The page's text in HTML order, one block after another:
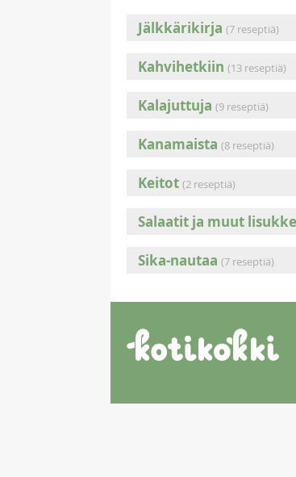
Jälkkärikirja (7 reseptiä)
Kahvihetkiin (13 reseptiä)
Kalajuttuja (9 reseptiä)
Kanamaista (8 reseptiä)
Keitot (2 reseptiä)
Salaatit ja muut
Sika-nautaa (7 reseptiä)